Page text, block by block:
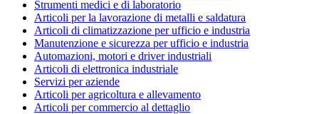
Strumenti medici e di laboratorio
Articoli per la lavorazione di metalli e saldatura
Articoli di climatizzazione per ufficio e industria
Manutenzione e sicurezza per ufficio e industria
Automazioni, motori e driver industriali
Articoli di elettronica industriale
Servizi per aziende
Articoli per agricoltura e allevamento
Articoli per commercio al dettaglio